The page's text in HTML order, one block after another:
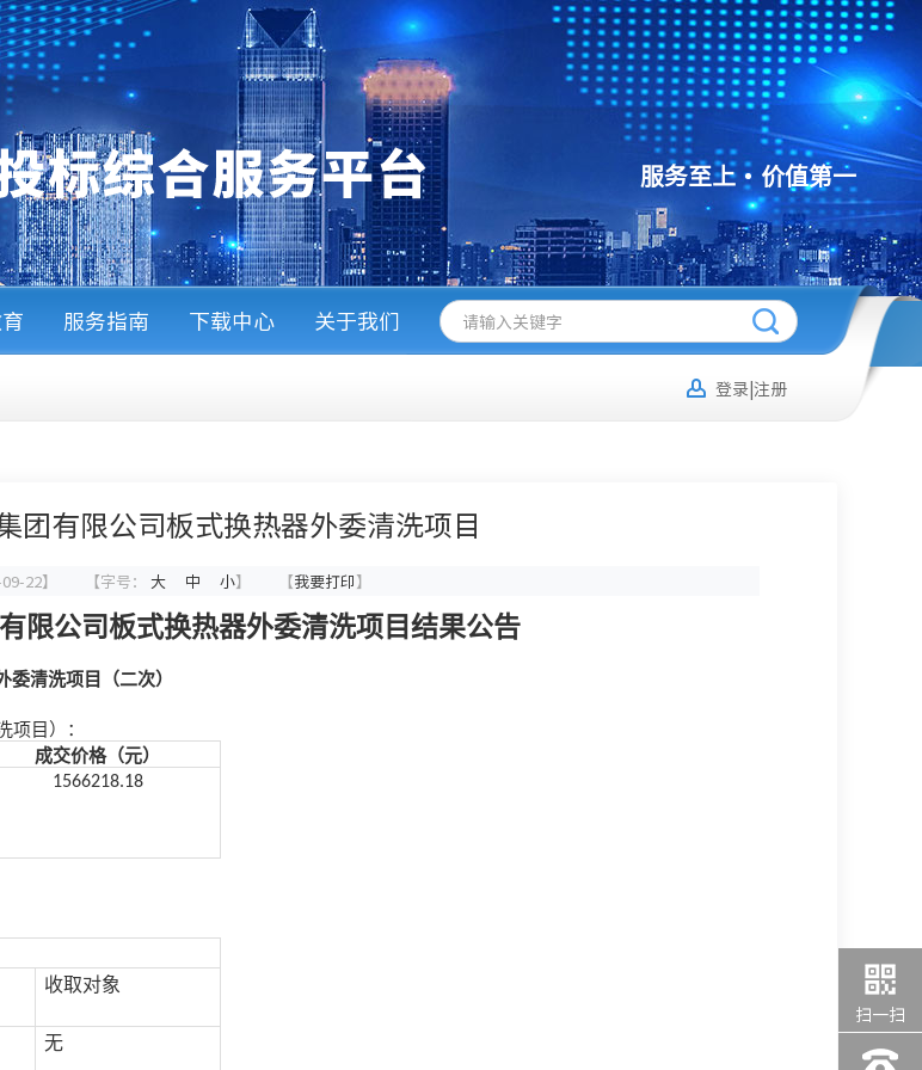
服务至上 价值第一
服务指南 下载中心 关于我们
登录|注册
扫一扫
团有限公司板式换热器外委清洗项目
22】 【字号： 大 中 小】 【我要打印】
限公司板式换热器外委清洗项目结果公告
清洗项目（二次）
项目）：
成交价格（元）
1566218.18
收取对象
无